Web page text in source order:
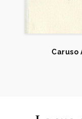
Notizie
Caruso